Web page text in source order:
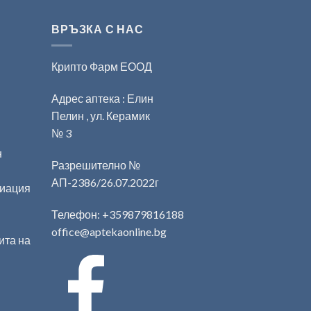
на
ВРЪЗКА С НАС
Крипто Фарм ЕООД
Адрес аптека : Елин
Пелин , ул. Керамик
№ 3
Разрешително №
АП-2386/26.07.2022г
Телефон: +359879816188
office@aptekaonline.bg